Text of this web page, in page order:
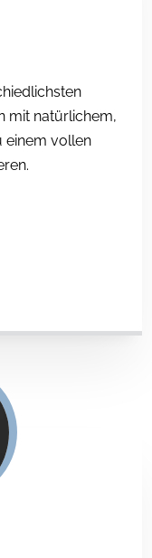
mit natürlichem,
einem vollen